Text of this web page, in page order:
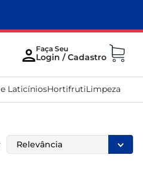
LaticíniosHortifrutiLimpeza
Relevância